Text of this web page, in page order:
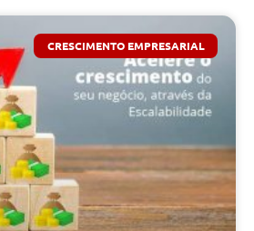
CRESCIMENTO EMPRESARIAL